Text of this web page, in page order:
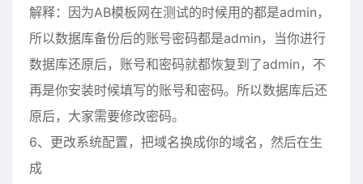
解释：因为AB模板网在测试的时候用的都是admin，
所以数据库备份后的账号密码都是admin，当你进行
数据库还原后，账号和密码就都恢复到了admin，不
再是你安装时候填写的账号和密码。所以数据库后还
原后，大家需要修改密码。
6、更改系统配置，把域名换成你的域名，然后在生
成